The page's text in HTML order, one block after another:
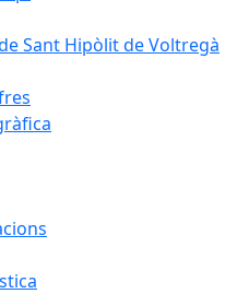
Sant Hipòlit de Voltregà